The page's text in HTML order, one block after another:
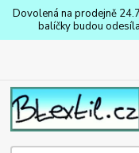
Dovolená na prodejně
balíčky budou